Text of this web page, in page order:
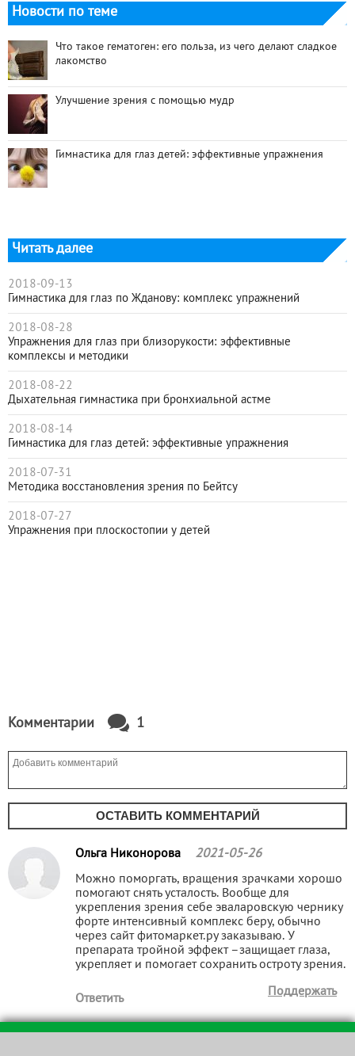
Новости по теме
Что такое гематоген: его польза, из чего делают сладкое
лакомство
Улучшение зрения с помощью мудр
Гимнастика для глаз детей: эффективные упражнения
Читать далее
2018-09-13
Гимнастика для глаз по Жданову: комплекс упражнений
2018-08-28
Упражнения для глаз при близорукости: эффективные
комплексы и методики
2018-08-22
Дыхательная гимнастика при бронхиальной астме
2018-08-14
Гимнастика для глаз детей: эффективные упражнения
2018-07-31
Методика восстановления зрения по Бейтсу
2018-07-27
Упражнения при плоскостопии у детей
Комментарии 1
ОСТАВИТЬ КОММЕНТАРИЙ
Ольга Никонорова 2021-05-26
Можно поморгать, вращения зрачками хорошо
помогают снять усталость. Вообще для
укрепления зрения себе эваларовскую чернику
форте интенсивный комплекс беру, обычно
через сайт фитомаркет.ру заказываю. У
препарата тройной эффект –защищает глаза,
укрепляет и помогает сохранить остроту зрения.
Ответить
Поддержать